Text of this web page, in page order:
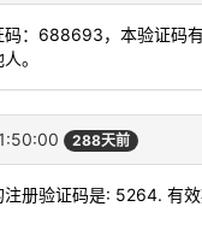
码：688693，本验证码
。
288天前
注册验证码是: 5264. 有